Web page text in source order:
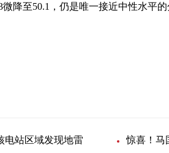
降至50.1，仍是唯一接近中性水平
电站区域发现地雷 惊喜！马